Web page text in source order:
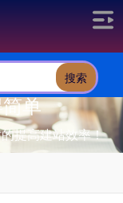
搜索
单
提高建站效率！